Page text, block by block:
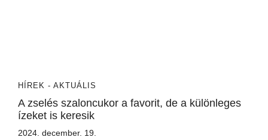
HÍREK - AKTUÁLIS
A zselés szaloncukor a favorit, de a különleges
ízeket is keresik
2024. december. 19.